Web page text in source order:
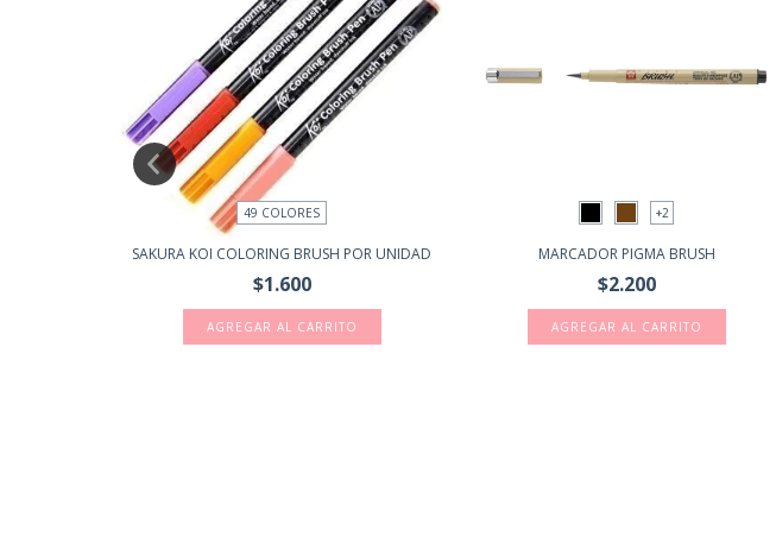
49 COLORES
SAKURA KOI COLORING BRUSH POR UNIDAD
$1.600
AGREGAR AL CARRITO
+2
MARCADOR PIGMA BRUSH
$2.200
AGREGAR AL CARRITO